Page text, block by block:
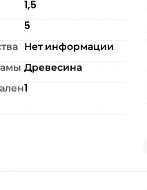
1,5
5
Нет информации
Древесина
1